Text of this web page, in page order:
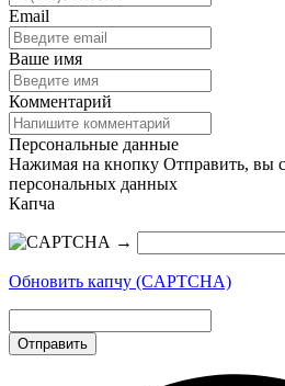
Email
Ваше имя
Комментарий
Персональные данные
Нажимая на кнопку Отправить, вы
персональных данных
Капча
→
Обновить капчу (CAPTCHA)
Отправить